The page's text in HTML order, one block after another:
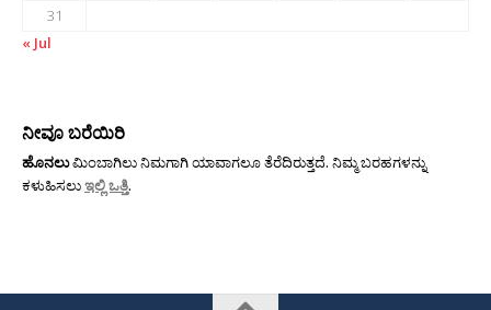
31
« Jul
ನೀವೂ ಬರೆಯಿರಿ
ಹೊನಲುಮಿಂಬಾಗಿಲು ನಿಮಗಾಗಿ ಯಾವಾಗಲೂ ತೆರೆದಿರುತ್ತದೆ. ನಿಮ್ಮ ಬರಹಗಳನ್ನು
ಕಳುಹಿಸಲುಇಲ್ಲಿ ಒತ್ತಿ.